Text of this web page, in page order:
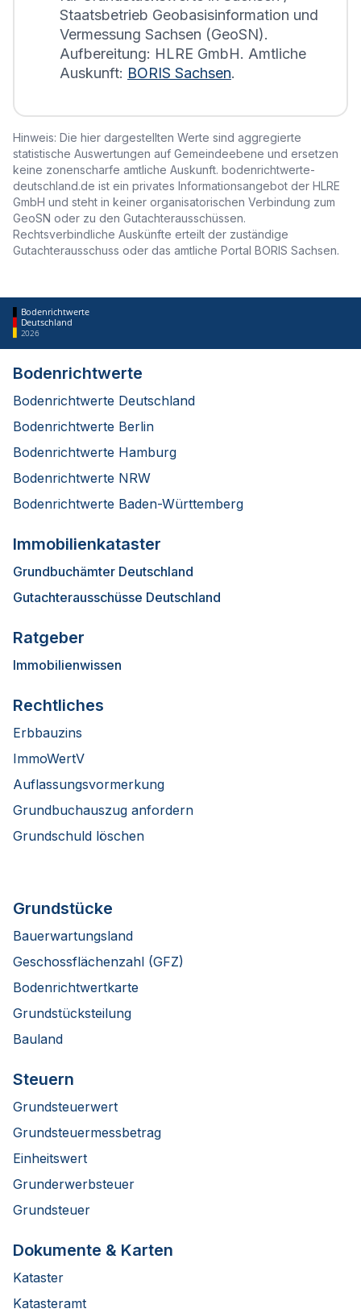
Staatsbetrieb Geobasisinformation und
Vermessung Sachsen (GeoSN).
Aufbereitung: HLRE GmbH. Amtliche
Auskunft: BORIS Sachsen.
Hinweis: Die hier dargestellten Werte sind aggregierte
statistische Auswertungen auf Gemeindeebene und ersetzen
keine zonenscharfe amtliche Auskunft. bodenrichtwerte-
deutschland.de ist ein privates Informationsangebot der HLRE
GmbH und steht in keiner organisatorischen Verbindung zum
GeoSN oder zu den Gutachterausschüssen.
Rechtsverbindliche Auskünfte erteilt der zuständige
Gutachterausschuss oder das amtliche Portal BORIS Sachsen.
Bodenrichtwerte
Deutschland
2026
Bodenrichtwerte
Bodenrichtwerte Deutschland
Bodenrichtwerte Berlin
Bodenrichtwerte Hamburg
Bodenrichtwerte NRW
Bodenrichtwerte Baden-Württemberg
Immobilienkataster
Grundbuchämter Deutschland
Gutachterausschüsse Deutschland
Ratgeber
Immobilienwissen
Rechtliches
Erbbauzins
ImmoWertV
Auflassungsvormerkung
Grundbuchauszug anfordern
Grundschuld löschen
Grundstücke
Bauerwartungsland
Geschossflächenzahl (GFZ)
Bodenrichtwertkarte
Grundstücksteilung
Bauland
Steuern
Grundsteuerwert
Grundsteuermessbetrag
Einheitswert
Grunderwerbsteuer
Grundsteuer
Dokumente & Karten
Kataster
Katasteramt